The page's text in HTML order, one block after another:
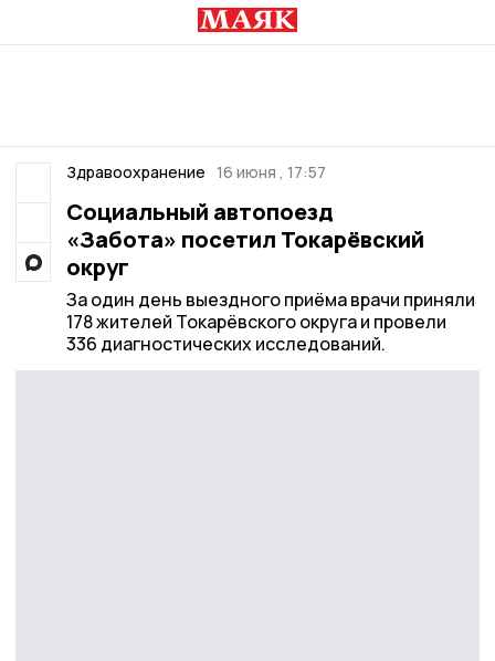
Здравоохранение 16 июня , 17:57
Социальный автопоезд
«Забота» посетил Токарёвский
округ
За один день выездного приёма врачи приняли
178 жителей Токарёвского округа и провели
336 диагностических исследований.